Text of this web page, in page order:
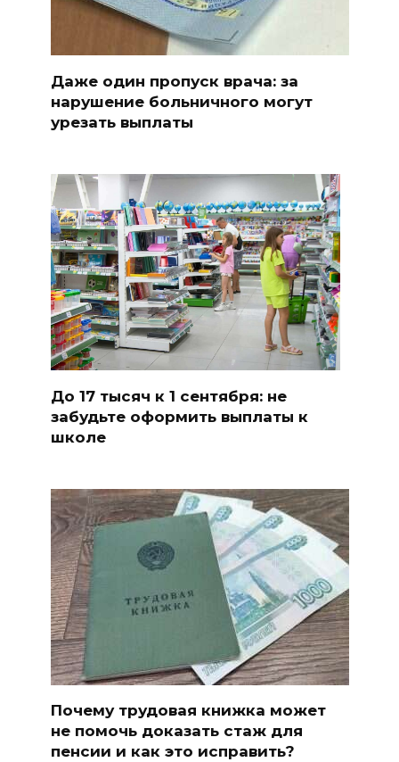
Даже один пропуск врача: за
нарушение больничного могут
урезать выплаты
До 17 тысяч к 1 сентября: не
забудьте оформить выплаты к
школе
Почему трудовая книжка может
не помочь доказать стаж для
пенсии и как это исправить?